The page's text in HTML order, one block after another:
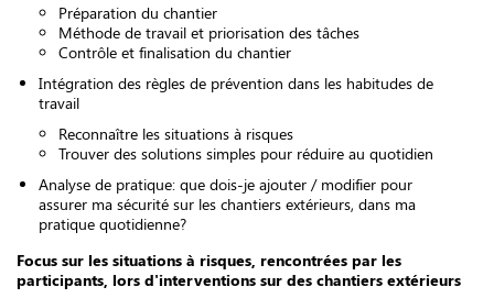
Préparation du chantier
Méthode de travail et priorisation des tâches
Contrôle et finalisation du chantier
Intégration des règles de prévention dans les habitudes de
travail
Reconnaître les situations à risques
Trouver des solutions simples pour réduire au quotidien
Analyse de pratique: que dois-je ajouter / modifier pour
assurer ma sécurité sur les chantiers extérieurs, dans ma
pratique quotidienne?
Focus sur les situations à risques, rencontrées par les
participants, lors d'interventions sur des chantiers extérieurs